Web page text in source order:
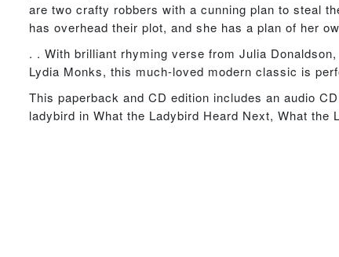
are two crafty robbers with a cunning plan to steal
has overhead their plot, and she has a plan of her
. . With brilliant rhyming verse from Julia
Lydia Monks, this much-loved modern classic is
This paperback and CD edition includes an audio
ladybird in What the Ladybird Heard Next, What the